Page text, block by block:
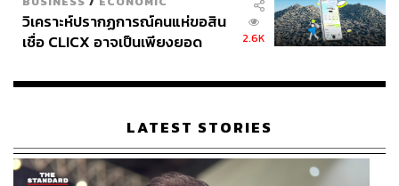
วิเคราะห์ปรากฏการณ์คนแห่ขอสิน
เชื่อ CLICX อาจเป็นเพียงยอด
เรือนไทยที่ถูกซุกไว้
2.6K
LATEST STORIES